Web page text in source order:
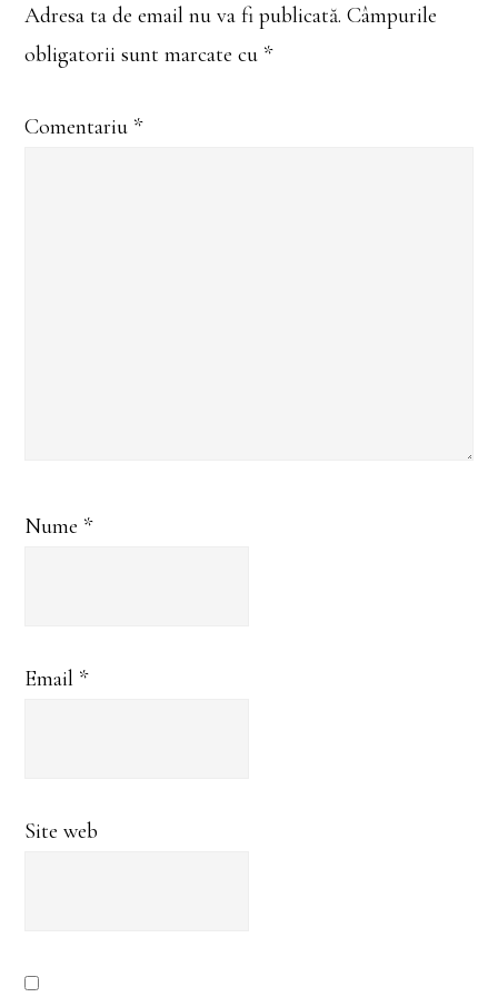
Adresa ta de email nu va fi publicată. Câmpurile
obligatorii sunt marcate cu *
Comentariu *
Nume *
Email *
Site web